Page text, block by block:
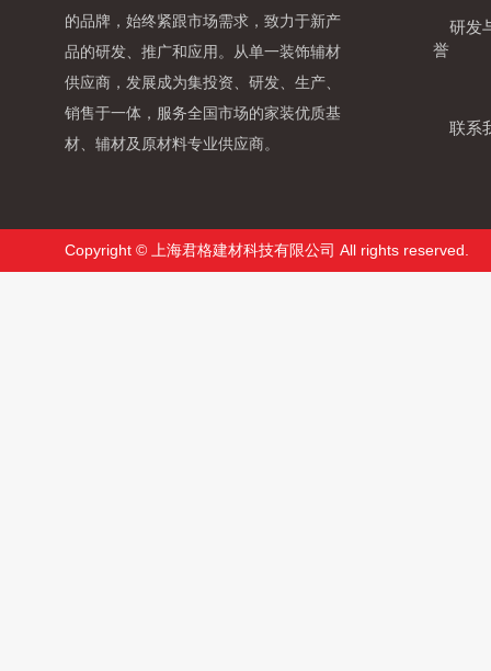
的品牌，始终紧跟市场需求，致力于新产
品的研发、推广和应用。从单一装饰辅材
供应商，发展成为集投资、研发、生产、
销售于一体，服务全国市场的家装优质基
材、辅材及原材料专业供应商。
研发
誉
联系
Copyright © 上海君格建材科技有限公司 All rights reserved.